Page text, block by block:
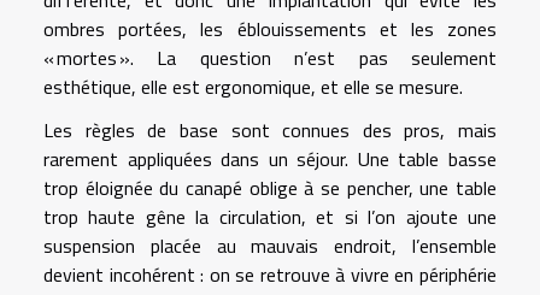
ombres portées, les éblouissements et les zones
« mortes ». La question n’est pas seulement
esthétique, elle est ergonomique, et elle se mesure.
Les règles de base sont connues des pros, mais
rarement appliquées dans un séjour. Une table basse
trop éloignée du canapé oblige à se pencher, une table
trop haute gêne la circulation, et si l’on ajoute une
suspension placée au mauvais endroit, l’ensemble
devient incohérent : on se retrouve à vivre en périphérie